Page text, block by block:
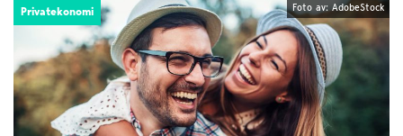
Privatekonomi Foto av: AdobeStock